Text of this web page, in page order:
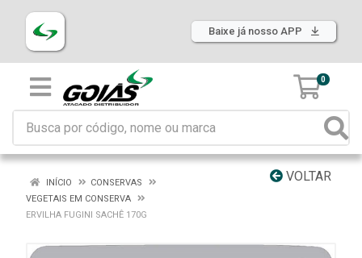
Baixe já nosso APP
0
VOLTAR
INÍCIO
CONSERVAS
VEGETAIS EM CONSERVA
ERVILHA FUGINI SACHÊ 170G